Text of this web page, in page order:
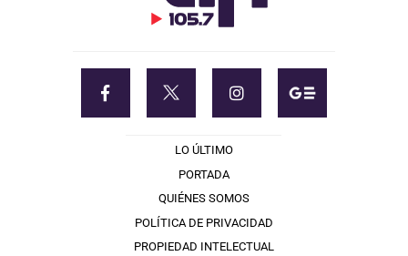
LO ÚLTIMO
PORTADA
QUIÉNES SOMOS
POLÍTICA DE PRIVACIDAD
PROPIEDAD INTELECTUAL